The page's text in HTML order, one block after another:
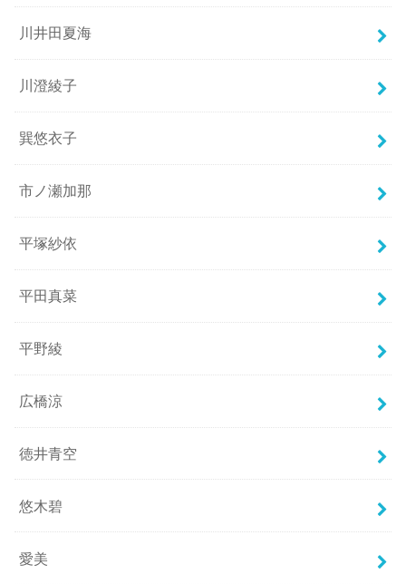
川井田夏海
川澄綾子
巽悠衣子
市ノ瀬加那
平塚紗依
平田真菜
平野綾
広橋涼
徳井青空
悠木碧
愛美